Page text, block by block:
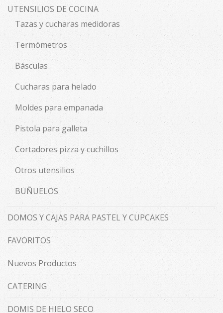
UTENSILIOS DE COCINA
Tazas y cucharas medidoras
Termómetros
Básculas
Cucharas para helado
Moldes para empanada
Pistola para galleta
Cortadores pizza y cuchillos
Otros utensilios
BUÑUELOS
DOMOS Y CAJAS PARA PASTEL Y CUPCAKES
FAVORITOS
Nuevos Productos
CATERING
DOMIS DE HIELO SECO